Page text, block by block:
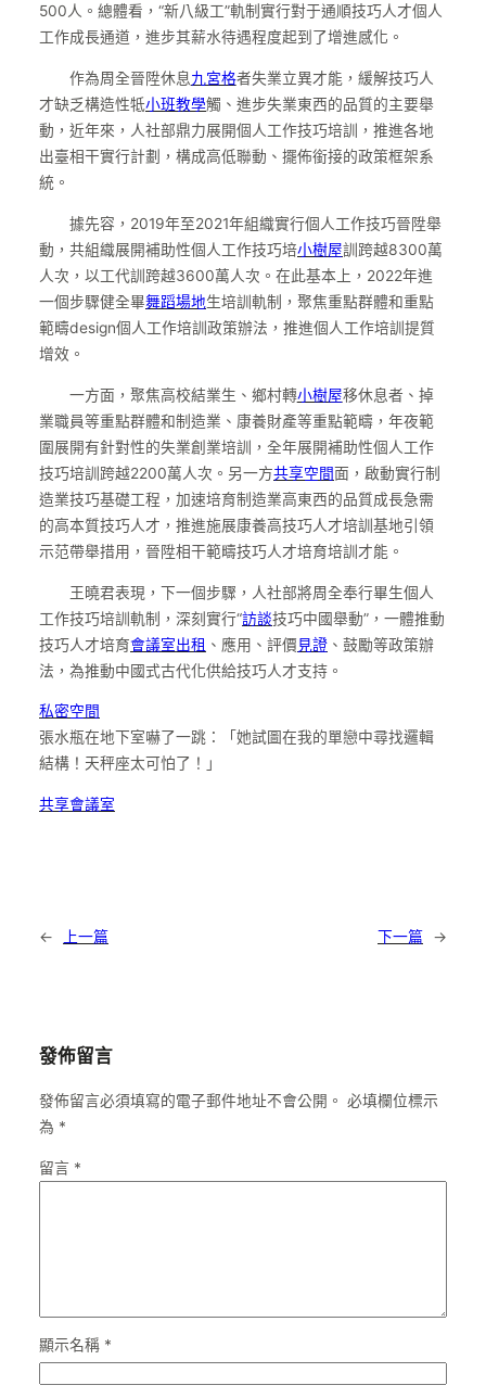
500人。總體看，“新八級工”軌制實行對于通順技巧人才個人
工作成長通道，進步其薪水待遇程度起到了增進感化。
作為周全晉陞休息九宮格者失業立異才能，緩解技巧人
才缺乏構造性牴小班教學觸、進步失業東西的品質的主要舉
動，近年來，人社部鼎力展開個人工作技巧培訓，推進各地
出臺相干實行計劃，構成高低聯動、擺佈銜接的政策框架系
統。
據先容，2019年至2021年組織實行個人工作技巧晉陞舉
動，共組織展開補助性個人工作技巧培小樹屋訓跨越8300萬
人次，以工代訓跨越3600萬人次。在此基本上，2022年進
一個步驟健全畢舞蹈場地生培訓軌制，聚焦重點群體和重點
範疇design個人工作培訓政策辦法，推進個人工作培訓提質
增效。
一方面，聚焦高校結業生、鄉村轉小樹屋移休息者、掉
業職員等重點群體和制造業、康養財產等重點範疇，年夜範
圍展開有針對性的失業創業培訓，全年展開補助性個人工作
技巧培訓跨越2200萬人次。另一方共享空間面，啟動實行制
造業技巧基礎工程，加速培育制造業高東西的品質成長急需
的高本質技巧人才，推進施展康養高技巧人才培訓基地引領
示范帶舉措用，晉陞相干範疇技巧人才培育培訓才能。
王曉君表現，下一個步驟，人社部將周全奉行畢生個人
工作技巧培訓軌制，深刻實行“訪談技巧中國舉動”，一體推動
技巧人才培育會議室出租 、應用、評價見證 、鼓勵等政策辦
法，為推動中國式古代化供給技巧人才支持。
私密空間
張水瓶在地下室嚇了一跳：「她試圖在我的單戀中尋找邏輯
結構！天秤座太可怕了！」
共享會議室
← 上一篇 下一篇 →
發佈留言
發佈留言必須填寫的電子郵件地址不會公開。 必填欄位標示
為 *
留言 *
顯示名稱 *